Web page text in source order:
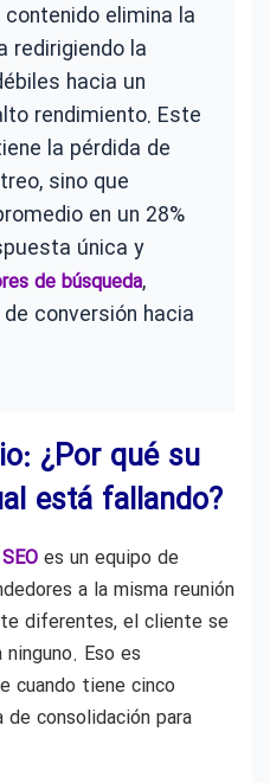
elimina la
redirigiendo la
hacia un
rendimiento. Este
la pérdida de
sino que
en un 28%
única y
de búsqueda,
conversión hacia
¿Por qué su
está fallando?
es un equipo de
a la misma reunión
diferentes, el cliente se
Eso es
cuando tiene cinco
consolidación para